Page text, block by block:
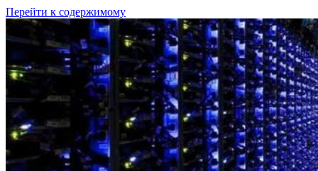
Перейти к содержимому